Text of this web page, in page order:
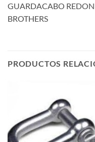
GUARDACABO
BROTHERS
PRODUCTOS